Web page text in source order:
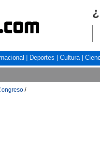
Deportes Cultura|
/